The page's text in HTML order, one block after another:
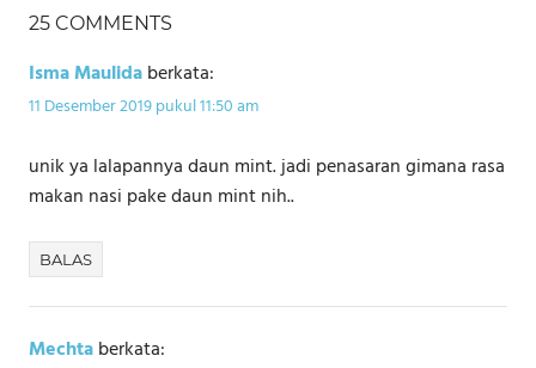
25 COMMENTS
Isma Maulidaberkata:
11 Desember 2019 pukul 11:50 am
unik ya lalapannya daun mint. jadi penasaran gimana rasa
makan nasi pake daun mint nih..
BALAS
Mechtaberkata: